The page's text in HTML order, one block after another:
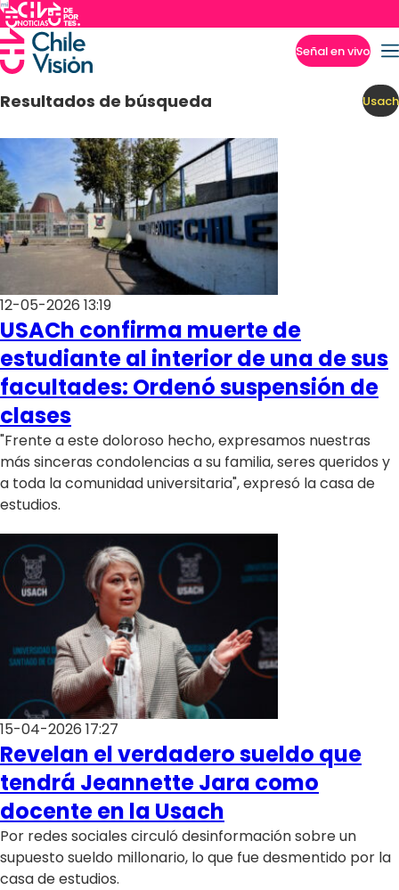
Señal en vivo
Resultados de búsqueda Usach
12-05-2026 13:19
USACh confirma muerte de
estudiante al interior de una de sus
facultades: Ordenó suspensión de
clases
"Frente a este doloroso hecho, expresamos nuestras
más sinceras condolencias a su familia, seres queridos y
a toda la comunidad universitaria", expresó la casa de
estudios.
15-04-2026 17:27
Revelan el verdadero sueldo que
tendrá Jeannette Jara como
docente en la Usach
Por redes sociales circuló desinformación sobre un
supuesto sueldo millonario, lo que fue desmentido por la
casa de estudios.
Imperdibles
Programas
Club De La Comedia
Contigo en Directo
Plan Perfecto
Sabingo
Todos Los Programas